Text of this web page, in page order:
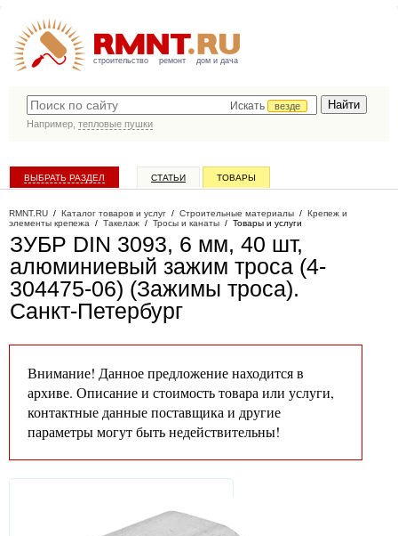
строительство ремонт дом и дача
Искать
везде
Например, тепловые пушки
ВЫБРАТЬ РАЗДЕЛ СТАТЬИ ТОВАРЫ
RMNT.RU / Каталог товаров и услуг / Строительные материалы / Крепеж и
элементы крепежа / Такелаж / Тросы и канаты / Товары и услуги
ЗУБР DIN 3093, 6 мм, 40 шт,
алюминиевый зажим троса (4-
304475-06) (Зажимы троса).
Санкт-Петербург
Внимание! Данное предложение находится в
архиве. Описание и стоимость товара или услуги,
контактные данные поставщика и другие
параметры могут быть недействительны!